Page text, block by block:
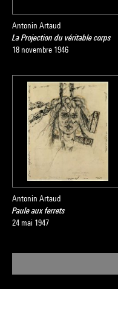
Antonin Artaud
La Projection du véritable corps
18 novembre 1946
Antonin Artaud
Paule aux ferrets
24 mai 1947